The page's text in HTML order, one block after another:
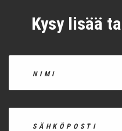
Kysy lisää